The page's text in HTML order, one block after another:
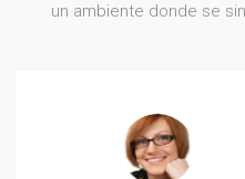
un ambiente donde se